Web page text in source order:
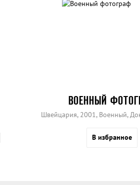
ВОЕННЫЙ
Швейцария, 2001, Военный,
В избранное